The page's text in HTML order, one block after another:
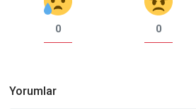
0 0
Yorumlar